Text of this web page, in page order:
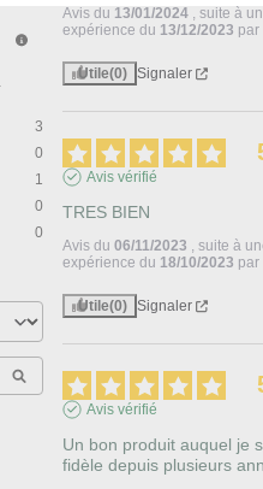
3
0
1
0
0
Avis du 13/01/2024 , suite à
expérience du 13/12/2023 par
Utile(0) Signaler
Avis vérifié
TRES BIEN
Avis du06/11/2023 , suite à
expérience du 18/10/2023 par
Utile(0) Signaler
Avis vérifié
Un bon produit auquel je
fidèle depuis plusieurs